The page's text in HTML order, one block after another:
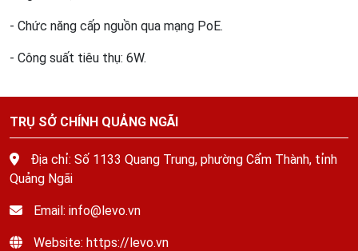
- Chức năng cấp nguồn qua mạng PoE.
- Công suất tiêu thụ: 6W.
TRỤ SỞ CHÍNH QUẢNG NGÃI
Địa chỉ: Số 1133 Quang Trung, phường Cẩm Thành, tỉnh
Quảng Ngãi
Email: info@levo.vn
Website: https://levo.vn